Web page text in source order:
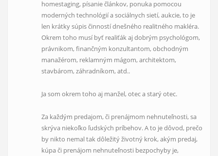
homestaging, písanie článkov, ponuka pomocou
moderných technológií a sociálnych sietí, aukcie, to je
len krátky súpis činností dnešného realitného makléra.
Okrem toho musí byť realiťák aj dobrým psychológom,
právnikom, finančným konzultantom, obchodným
manažérom, reklamným mágom, architektom,
stavbárom, záhradníkom, atd..
Ja som okrem toho aj manžel, otec a starý otec.
Za každým predajom, či prenájmom nehnuteľnosti, sa
skrýva niekoľko ľudských príbehov. A to je dôvod, prečo
by nikto nemal tak dôležitý životný krok, akým predaj,
kúpa či prenájom nehnuteľnosti bezpochyby je,